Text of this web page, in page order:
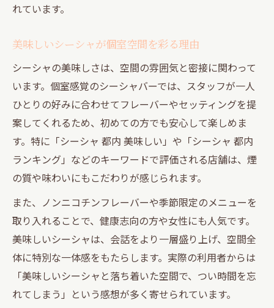
れています。
美味しいシーシャが個室空間を彩る理由
シーシャの美味しさは、空間の雰囲気と密接に関わって
います。個室感覚のシーシャバーでは、スタッフが一人
ひとりの好みに合わせてフレーバーやセッティングを提
案してくれるため、初めての方でも安心して楽しめま
す。特に「シーシャ 都内 美味しい」や「シーシャ 都内
ランキング」などのキーワードで評価される店舗は、煙
の質や味わいにもこだわりが感じられます。
また、ノンニコチンフレーバーや季節限定のメニューを
取り入れることで、健康志向の方や女性にも人気です。
美味しいシーシャは、会話をより一層盛り上げ、空間全
体に特別な一体感をもたらします。実際の利用者からは
「美味しいシーシャと落ち着いた空間で、つい時間を忘
れてしまう」という感想が多く寄せられています。